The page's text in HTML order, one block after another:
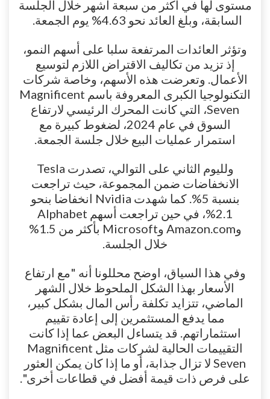
مستوى لها في أكثر من سبعة أشهر خلال الجلسة
السابقة، وبلغ العائد نحو 4.63% يوم الجمعة.
وتؤثر العائدات المرتفعة سلبا على أسهم النمو،
إذ تزيد من تكاليف الاقتراض اللازم لتوسيع
الأعمال. وتعرضت هذه الأسهم، وخاصة شركات
التكنولوجيا الكبرى المعروفة باسم Magnificent
Seven، التي كانت المحرك الرئيسي لارتفاع
السوق في عام 2024، لضغوط كبيرة مع
استمرار عمليات البيع خلال جلسة الجمعة.
ولليوم الثاني على التوالي، تصدرت Tesla
الانخفاضات ضمن المجموعة، حيث تراجعت
بنسبة 5%. كما شهدت Nvidia انخفاضا بنحو
2.1%، في حين تراجعت أسهم Alphabet
وAmazon.com وMicrosoft بأكثر من 1.5%
خلال الجلسة.
وفي هذا السياق، اوضح محللونا أنه "مع ارتفاع
الأسعار بهذا الشكل الملحوظ خلال الشهر
الماضي، تتزايد تكلفة رأس المال بشكل كبير،
مما يدفع المستثمرين إلى إعادة تقييم
استثماراتهم. قد يتساءل البعض عما إذا كانت
التقييمات الحالية لشركات مثل Magnificent
Seven لا تزال جذابة، أو ما إذا كان يمكن العثور
على فرص ذات قيمة أفضل في قطاعات أخرى".